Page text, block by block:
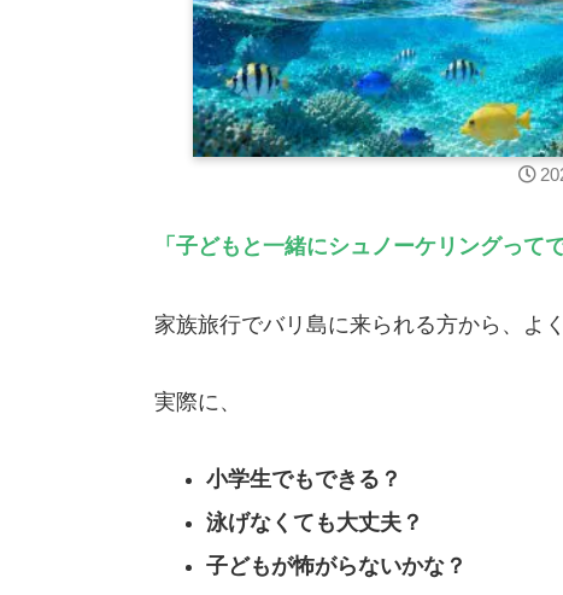
「子どもと一緒にシュノーケリングって
家族旅行でバリ島に来られる方から、よ
実際に、
小学生でもできる？
泳げなくても大丈夫？
子どもが怖がらないかな？